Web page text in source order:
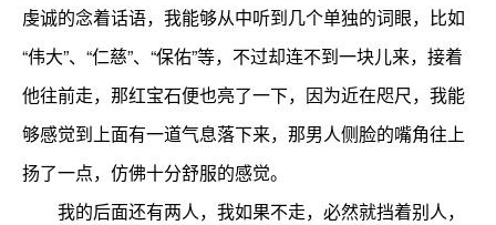
虔诚的念着话语，我能够从中听到几个单独的词眼，比如
“伟大”、“仁慈”、“保佑”等，不过却连不到一块儿来，接着
他往前走，那红宝石便也亮了一下，因为近在咫尺，我能
够感觉到上面有一道气息落下来，那男人侧脸的嘴角往上
扬了一点，仿佛十分舒服的感觉。
我的后面还有两人，我如果不走，必然就挡着别人，